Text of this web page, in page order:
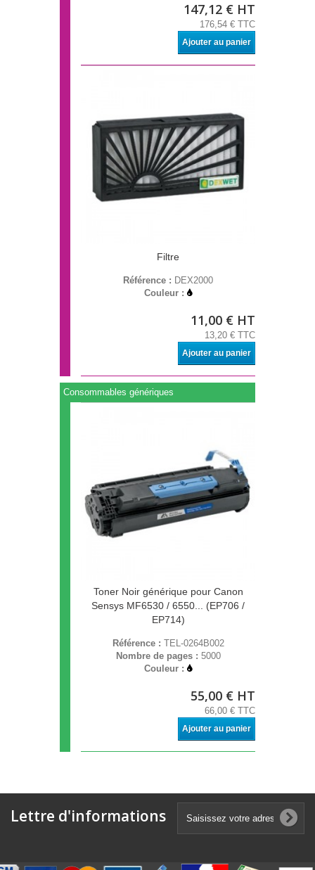
147,12 € HT
176,54 € TTC
Ajouter au panier
Filtre
Référence : DEX2000
Couleur :
11,00 € HT
13,20 € TTC
Ajouter au panier
Consommables génériques
Toner Noir générique pour Canon
Sensys MF6530 / 6550... (EP706 /
EP714)
Référence : TEL-0264B002
Nombre de pages : 5000
Couleur :
55,00 € HT
66,00 € TTC
Ajouter au panier
Lettre d'informations